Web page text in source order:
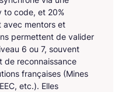
to code, et 20%
avec mentors et
permettent de valider
6 ou 7, souvent
de reconnaissance
françaises (Mines
etc.). Elles